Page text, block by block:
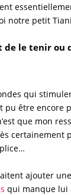
notre petit Tiani
le tenir
qui
être encore
que mon
certainement
ajouter
qui manque lui